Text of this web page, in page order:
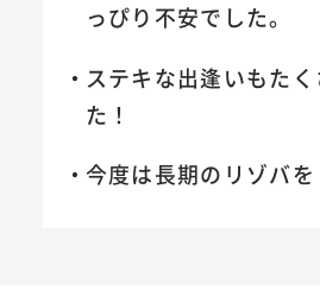
っぴり不安でした。
ステキな出逢いもた
た！
今度は長期のリゾバを